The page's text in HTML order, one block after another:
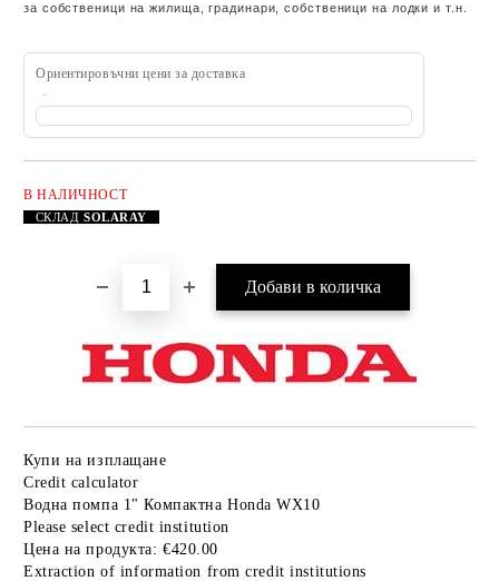
за собственици на жилища, градинари, собственици на лодки и т.н.
Ориентировъчни цени за доставка
В НАЛИЧНОСТ
СКЛАДSOLARAY
Купи на изплащане
Credit calculator
Водна помпа 1" Компактна Honda WX10
Please select credit institution
Цена на продукта: €420.00
Extraction of information from credit institutions